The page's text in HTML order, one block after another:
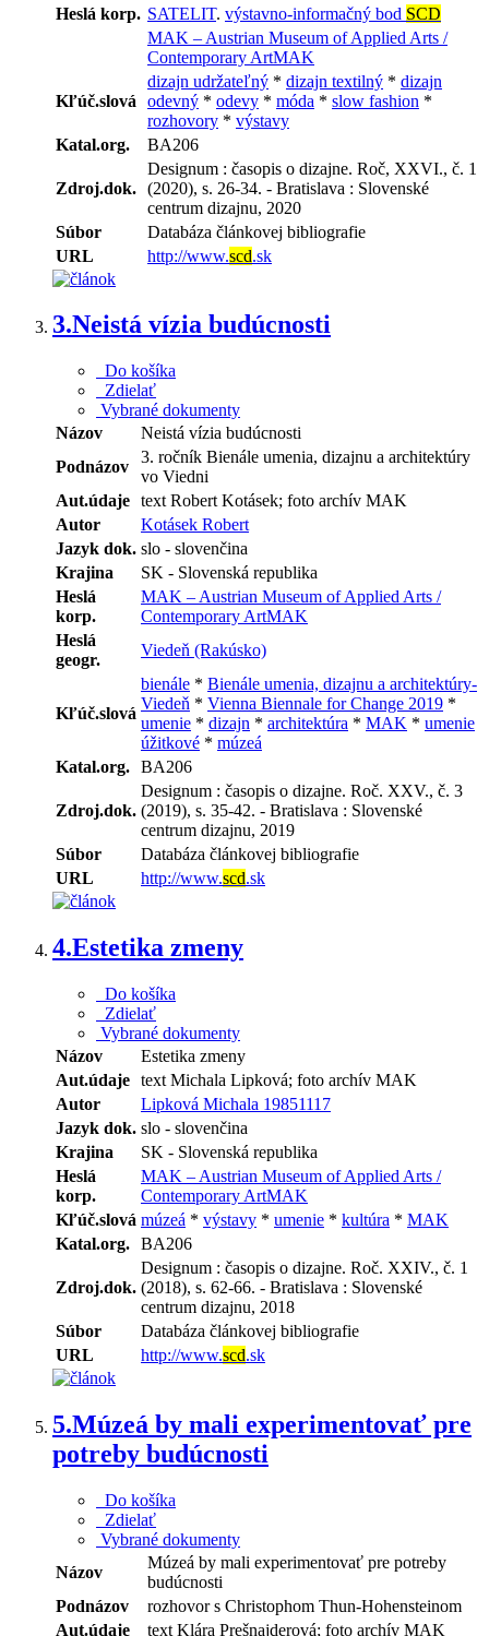
Heslá korp. SATELIT. výstavno-informačný bod SCD
MAK – Austrian Museum of Applied Arts /
Contemporary ArtMAK
Kľúč.slová
dizajn udržateľný * dizajn textilný * dizajn
odevný * odevy * móda * slow fashion *
rozhovory * výstavy
Katal.org.
BA206
Zdroj.dok.
Designum : časopis o dizajne. Roč, XXVI., č. 1
(2020), s. 26-34. - Bratislava : Slovenské
centrum dizajnu, 2020
Súbor
Databáza článkovej bibliografie
URL
http://www.scd.sk
3.Neistá vízia budúcnosti
Do košíka
Zdielať
Vybrané dokumenty
Názov
Neistá vízia budúcnosti
Podnázov
3. ročník Bienále umenia, dizajnu a architektúry
vo Viedni
Aut.údaje text Robert Kotásek; foto archív MAK
Autor
Kotásek Robert
Jazyk dok. slo - slovenčina
Krajina
SK - Slovenská republika
Heslá
korp.
MAK – Austrian Museum of Applied Arts /
Contemporary ArtMAK
Heslá
geogr.
Viedeň (Rakúsko)
Kľúč.slová
bienále * Bienále umenia, dizajnu a architektúry-
Viedeň * Vienna Biennale for Change 2019 *
umenie * dizajn * architektúra * MAK * umenie
úžitkové * múzeá
Katal.org. BA206
Zdroj.dok.
Designum : časopis o dizajne. Roč. XXV., č. 3
(2019), s. 35-42. - Bratislava : Slovenské
centrum dizajnu, 2019
Súbor
Databáza článkovej bibliografie
URL
http://www.scd.sk
4.Estetika zmeny
Do košíka
Zdielať
Vybrané dokumenty
Názov
Estetika zmeny
Aut.údaje text Michala Lipková; foto archív MAK
Autor
Lipková Michala 19851117
Jazyk dok. slo - slovenčina
Krajina
SK - Slovenská republika
Heslá
korp.
MAK – Austrian Museum of Applied Arts /
Contemporary ArtMAK
Kľúč.slová múzeá * výstavy * umenie * kultúra * MAK
Katal.org. BA206
Zdroj.dok.
Designum : časopis o dizajne. Roč. XXIV., č. 1
(2018), s. 62-66. - Bratislava : Slovenské
centrum dizajnu, 2018
Súbor
Databáza článkovej bibliografie
URL
http://www.scd.sk
5.Múzeá by mali experimentovať pre
potreby budúcnosti
Do košíka
Zdielať
Vybrané dokumenty
Názov
Múzeá by mali experimentovať pre potreby
budúcnosti
Podnázov
rozhovor s Christophom Thun-Hohensteinom
Aut.údaje
text Klára Prešnajderová; foto archív MAK